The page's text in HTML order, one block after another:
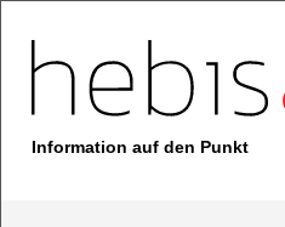
Information auf den Punkt